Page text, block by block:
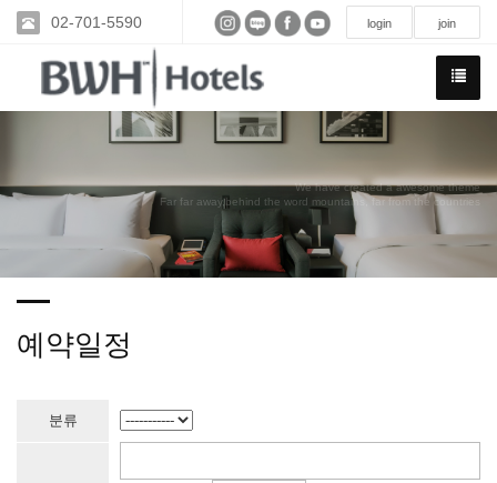
02-701-5590 login join
We have created a awesome theme
Far far away,behind the word mountains, far from the countries
예약일정
분류